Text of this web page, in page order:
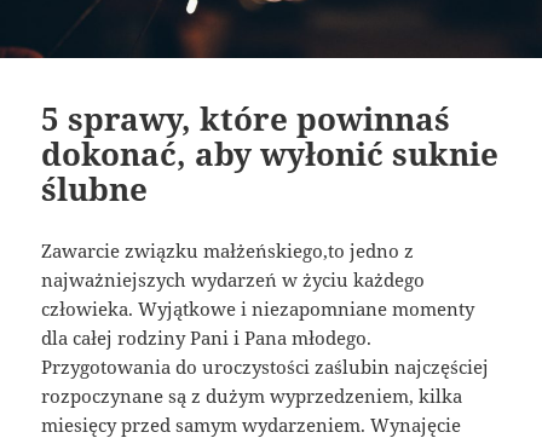
5 sprawy, które powinnaś
dokonać, aby wyłonić suknie
ślubne
Zawarcie związku małżeńskiego,to jedno z
najważniejszych wydarzeń w życiu każdego
człowieka. Wyjątkowe i niezapomniane momenty
dla całej rodziny Pani i Pana młodego.
Przygotowania do uroczystości zaślubin najczęściej
rozpoczynane są z dużym wyprzedzeniem, kilka
miesięcy przed samym wydarzeniem. Wynajęcie